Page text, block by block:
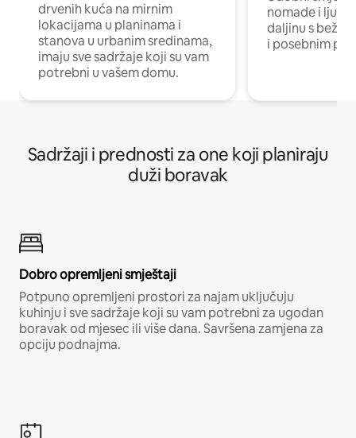
drvenih kuća na mirnim
lokacijama u planinama i
stanova u urbanim sredinama,
imaju sve sadržaje koji su vam
potrebni u vašem domu.
nomade i ljude
daljinu s
i posebnim
Sadržaji i prednosti za one koji planiraju
duži boravak
Dobro opremljeni smještaji
Potpuno opremljeni prostori za najam uključuju
kuhinju i sve sadržaje koji su vam potrebni za ugodan
boravak od mjesec ili više dana. Savršena zamjena za
opciju podnajma.